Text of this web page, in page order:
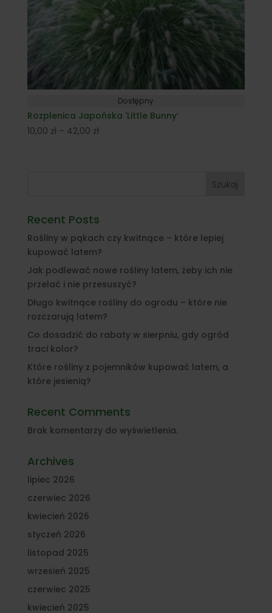
Dostępny
Rozplenica Japońska 'Little Bunny’
10,00 zł – 42,00 złZakres
Szukaj
Recent Posts
Rośliny w pąkach czy kwitnące – które lepiej
kupować latem?
Jak podlewać nowe rośliny latem, żeby ich nie
przelać i nie przesuszyć?
Długo kwitnące rośliny do ogrodu – które nie
rozczarują latem?
Co dosadzić do rabaty w sierpniu, gdy ogród
traci kolor?
Które rośliny z pojemników kupować latem, a
które jesienią?
Recent Comments
Brak komentarzy do wyświetlenia.
Archives
lipiec 2026
czerwiec 2026
kwiecień 2026
styczeń 2026
listopad 2025
wrzesień 2025
czerwiec 2025
kwiecień 2025